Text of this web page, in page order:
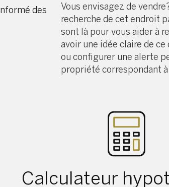
des
Vous envisagez de
recherche de cet endroit
sont là pour vous aider à
avoir une idée claire de
ou configurer une alerte
propriété correspondant
Calculateur